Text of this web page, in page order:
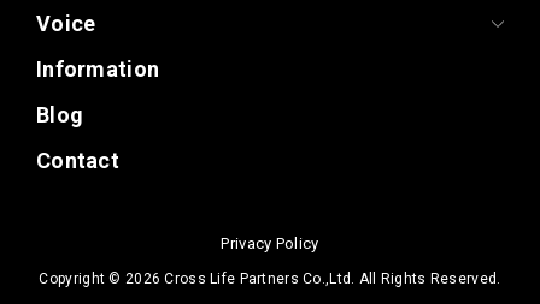
Voice
Information
Blog
Contact
Privacy Policy
Copyright © 2026 Cross Life Partners Co.,Ltd. All Rights Reserved.